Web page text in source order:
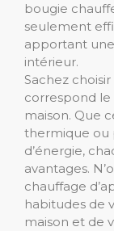
bougie
seulement
apportant
intérieur.
Sachez
correspond le
maison. Que
thermique ou
d’énergie,
avantages.
chauffage
habitudes de
maison et de